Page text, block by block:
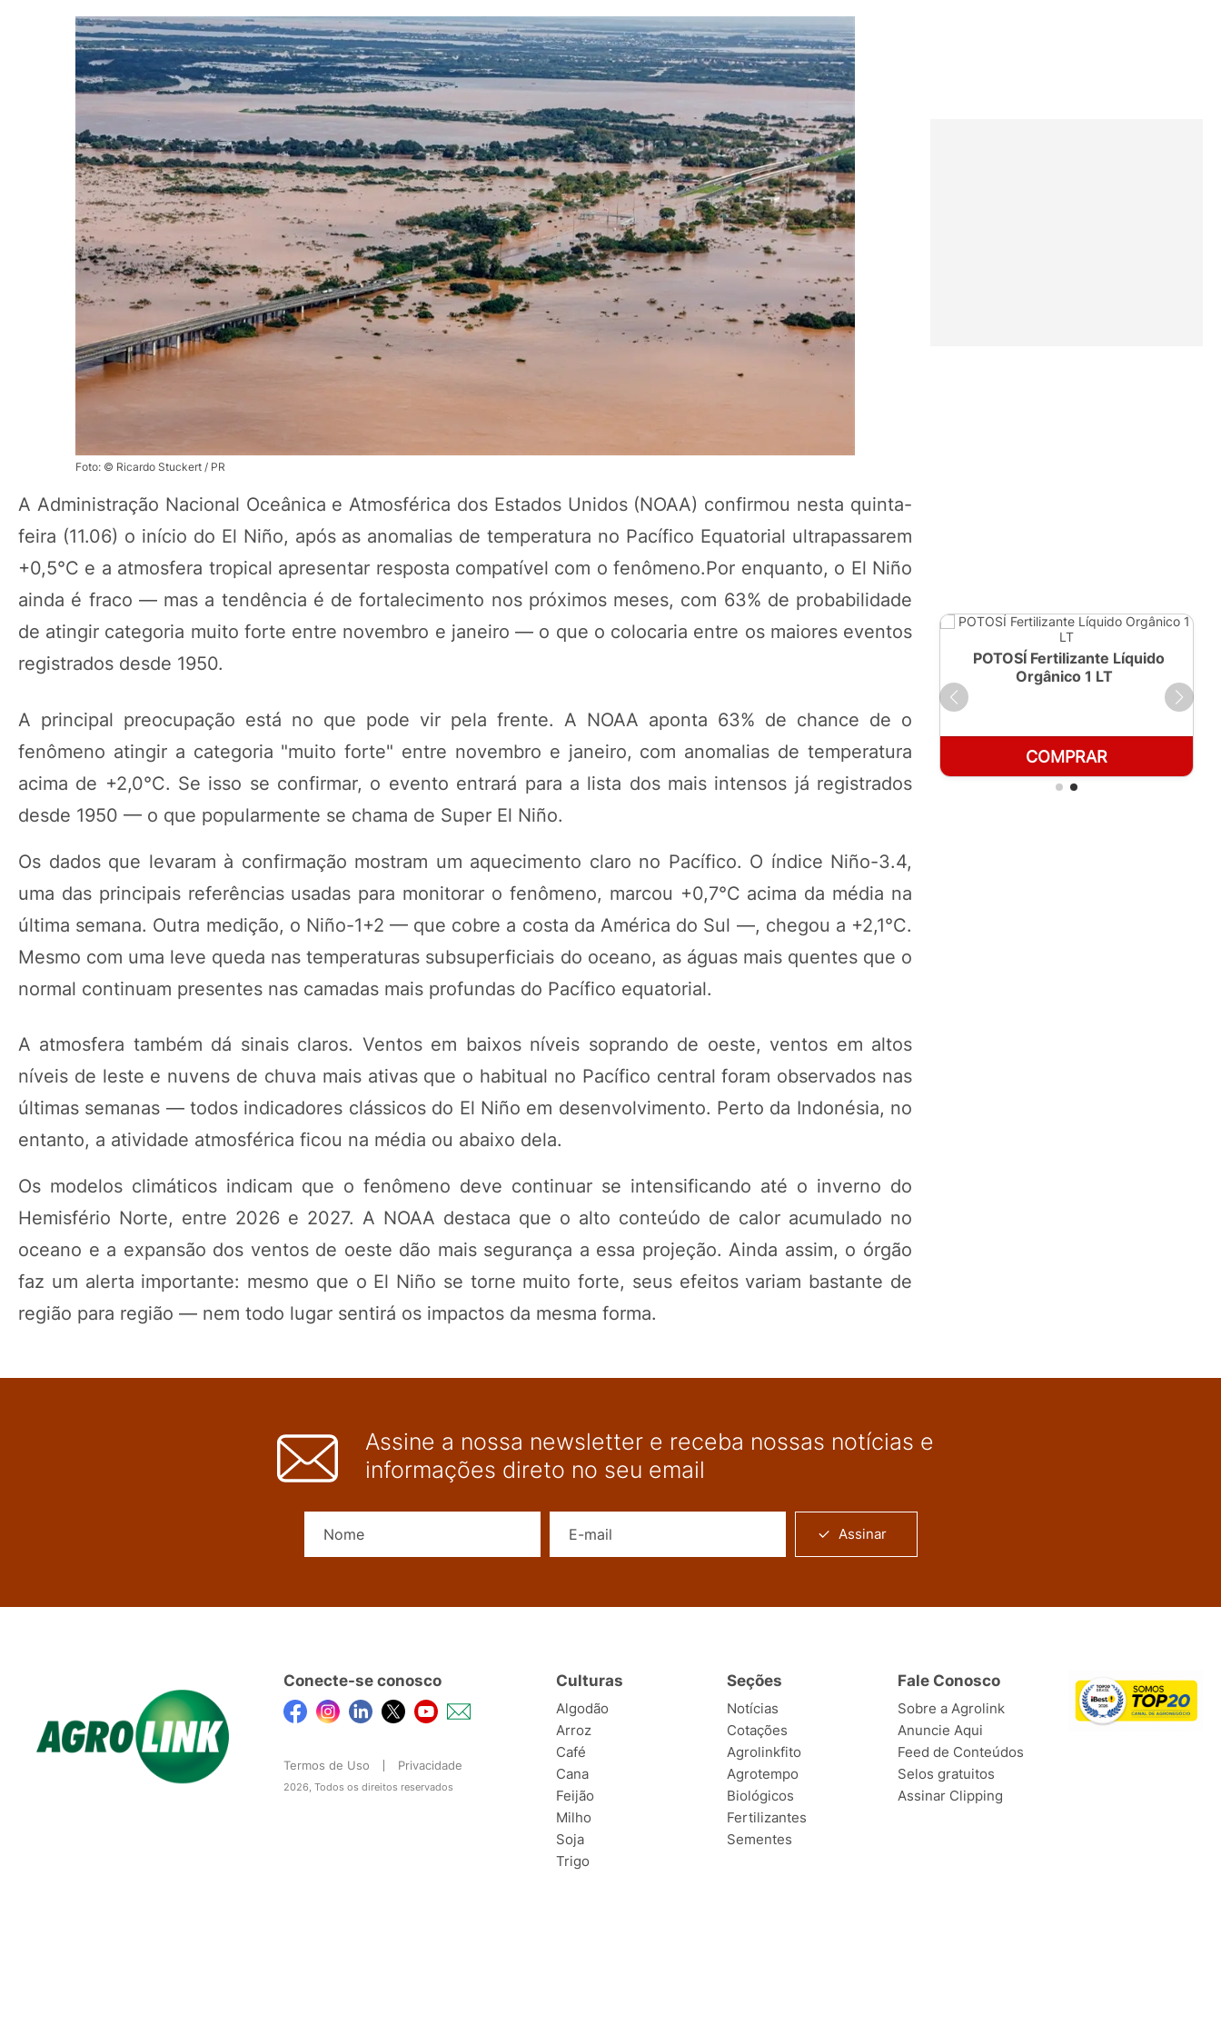
Foto: © Ricardo Stuckert / PR
A Administração Nacional Oceânica e Atmosférica dos Estados Unidos (NOAA) confirmou nesta quinta-
feira (11.06) o início do El Niño, após as anomalias de temperatura no Pacífico Equatorial ultrapassarem
+0,5°C e a atmosfera tropical apresentar resposta compatível com o fenômeno.Por enquanto, o El Niño
ainda é fraco — mas a tendência é de fortalecimento nos próximos meses, com 63% de probabilidade
de atingir categoria muito forte entre novembro e janeiro — o que o colocaria entre os maiores eventos
registrados desde 1950.
A principal preocupação está no que pode vir pela frente. A NOAA aponta 63% de chance de o
fenômeno atingir a categoria "muito forte" entre novembro e janeiro, com anomalias de temperatura
acima de +2,0°C. Se isso se confirmar, o evento entrará para a lista dos mais intensos já registrados
desde 1950 — o que popularmente se chama de Super El Niño.
Os dados que levaram à confirmação mostram um aquecimento claro no Pacífico. O índice Niño-3.4,
uma das principais referências usadas para monitorar o fenômeno, marcou +0,7°C acima da média na
última semana. Outra medição, o Niño-1+2 — que cobre a costa da América do Sul —, chegou a +2,1°C.
Mesmo com uma leve queda nas temperaturas subsuperficiais do oceano, as águas mais quentes que o
normal continuam presentes nas camadas mais profundas do Pacífico equatorial.
A atmosfera também dá sinais claros. Ventos em baixos níveis soprando de oeste, ventos em altos
níveis de leste e nuvens de chuva mais ativas que o habitual no Pacífico central foram observados nas
últimas semanas — todos indicadores clássicos do El Niño em desenvolvimento. Perto da Indonésia, no
entanto, a atividade atmosférica ficou na média ou abaixo dela.
Os modelos climáticos indicam que o fenômeno deve continuar se intensificando até o inverno do
Hemisfério Norte, entre 2026 e 2027. A NOAA destaca que o alto conteúdo de calor acumulado no
oceano e a expansão dos ventos de oeste dão mais segurança a essa projeção. Ainda assim, o órgão
faz um alerta importante: mesmo que o El Niño se torne muito forte, seus efeitos variam bastante de
região para região — nem todo lugar sentirá os impactos da mesma forma.
COMPRAR
POTOSÍ Fertilizante Líquido
Orgânico 1 LT
COMPRAR
Assine a nossa newsletter e receba nossas notícias e
informações direto no seu email
Assinar
Conecte-se conosco
Termos de Uso Privacidade
2026, Todos os direitos reservados
Culturas
Algodão
Arroz
Café
Cana
Feijão
Milho
Soja
Trigo
Seções
Notícias
Cotações
Agrolinkfito
Agrotempo
Biológicos
Fertilizantes
Sementes
Fale Conosco
Sobre a Agrolink
Anuncie Aqui
Feed de Conteúdos
Selos gratuitos
Assinar Clipping